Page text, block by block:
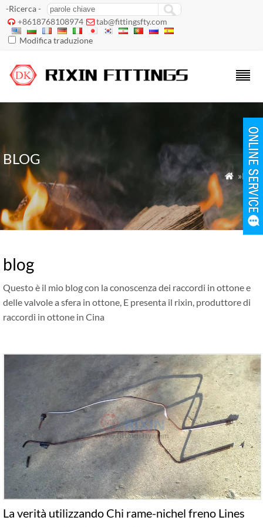
-Ricerca -
 +8618768108974  tab@fittingsfty.com
Modifica traduzione
BLOG
 »Blog
blog
Questo è il mio blog con la conoscenza dei raccordi in ottone e
delle valvole a sfera in ottone, E presenta il rixin, produttore di
raccordi in ottone in Cina
La verità utilizzando Chi rame-nichel freno Lines